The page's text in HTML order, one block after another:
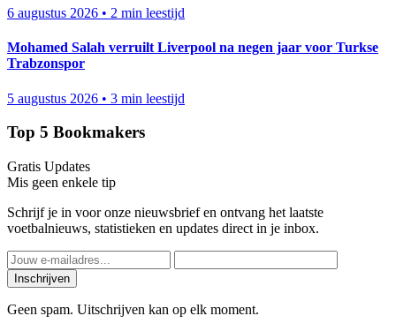
6 augustus 2026 • 2 min leestijd
Mohamed Salah verruilt Liverpool na negen jaar voor Turkse
Trabzonspor
5 augustus 2026 • 3 min leestijd
Top 5 Bookmakers
Gratis Updates
Mis geen enkele tip
Schrijf je in voor onze nieuwsbrief en ontvang het laatste
voetbalnieuws, statistieken en updates direct in je inbox.
Inschrijven
Geen spam. Uitschrijven kan op elk moment.